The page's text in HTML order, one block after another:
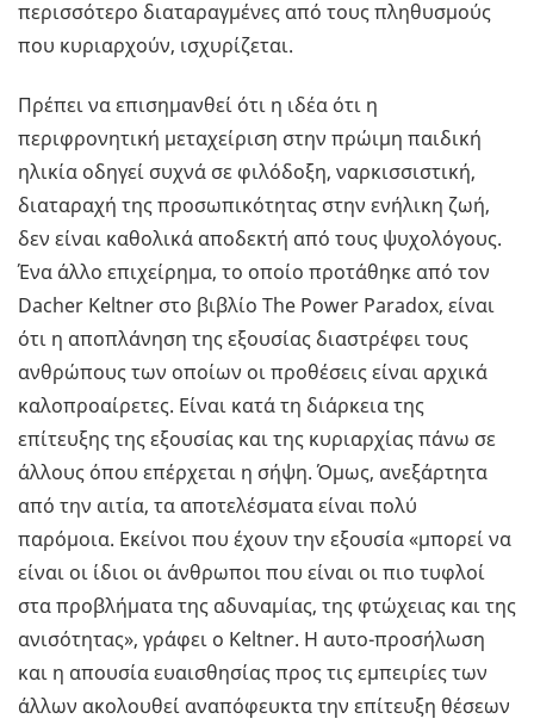
περισσότερο διαταραγμένες από τους πληθυσμούς
που κυριαρχούν, ισχυρίζεται.
Πρέπει να επισημανθεί ότι η ιδέα ότι η
περιφρονητική μεταχείριση στην πρώιμη παιδική
ηλικία οδηγεί συχνά σε φιλόδοξη, ναρκισσιστική,
διαταραχή της προσωπικότητας στην ενήλικη ζωή,
δεν είναι καθολικά αποδεκτή από τους ψυχολόγους.
Ένα άλλο επιχείρημα, το οποίο προτάθηκε από τον
Dacher Keltner στο βιβλίο The Power Paradox, είναι
ότι η αποπλάνηση της εξουσίας διαστρέφει τους
ανθρώπους των οποίων οι προθέσεις είναι αρχικά
καλοπροαίρετες. Είναι κατά τη διάρκεια της
επίτευξης της εξουσίας και της κυριαρχίας πάνω σε
άλλους όπου επέρχεται η σήψη. Όμως, ανεξάρτητα
από την αιτία, τα αποτελέσματα είναι πολύ
παρόμοια. Εκείνοι που έχουν την εξουσία «μπορεί να
είναι οι ίδιοι οι άνθρωποι που είναι οι πιο τυφλοί
στα προβλήματα της αδυναμίας, της φτώχειας και της
ανισότητας», γράφει ο Keltner. Η αυτο-προσήλωση
και η απουσία ευαισθησίας προς τις εμπειρίες των
άλλων ακολουθεί αναπόφευκτα την επίτευξη θέσεων